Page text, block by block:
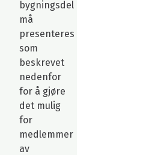
bygningsdel
må
presenteres
som
beskrevet
nedenfor
for å gjøre
det mulig
for
medlemmer
av